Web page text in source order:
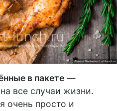
в пакете —
все случаи жизни.
очень просто и